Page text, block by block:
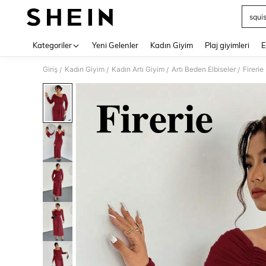
Kategoriler Yeni Gelenler Kadın Giyim Plaj giyimleri
Giriş / Kadın Giyim / Kadın Artı Giyim / Artı Beden Elbiseler /